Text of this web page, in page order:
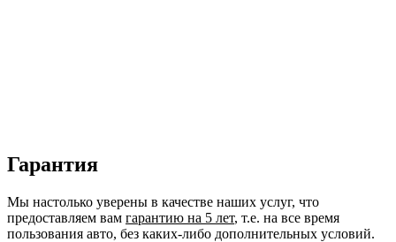
Гарантия
Мы настолько уверены в качестве наших услуг, что
предоставляем вам гарантию на 5 лет, т.е. на все время
пользования авто, без каких-либо дополнительных условий.